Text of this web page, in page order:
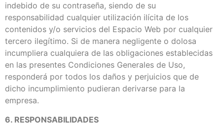
indebido de su contraseña, siendo de su
responsabilidad cualquier utilización ilícita de los
contenidos y/o servicios del Espacio Web por cualquier
tercero ilegítimo. Si de manera negligente o dolosa
incumpliera cualquiera de las obligaciones establecidas
en las presentes Condiciones Generales de Uso,
responderá por todos los daños y perjuicios que de
dicho incumplimiento pudieran derivarse para la
empresa.
6. RESPONSABILIDADES